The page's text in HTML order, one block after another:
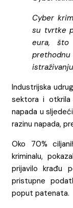
Cyber
su tvrtke
eura,
istraživanju
Industrijska
sektora i
napada u
razinu napada,
Oko 70%
kriminalu,
prijavilo krađu
pristupne
poput patenata.